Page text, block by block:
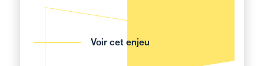
Voir cet enjeu